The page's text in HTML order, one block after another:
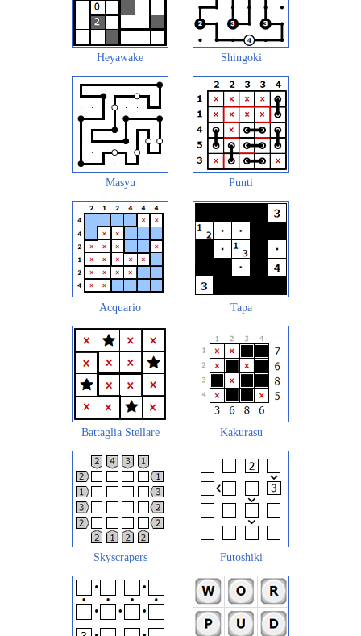
Heyawake Shingoki
Masyu Punti
Acquario Tapa
Battaglia Stellare Kakurasu
Skyscrapers Futoshiki